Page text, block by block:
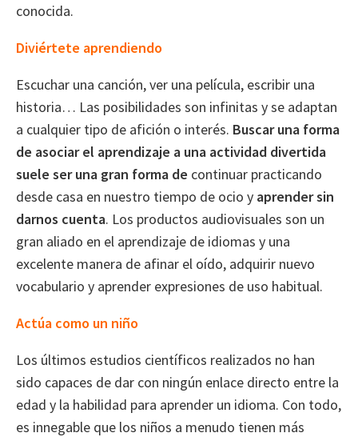
conocida.
Diviértete aprendiendo
Escuchar una canción, ver una película, escribir una
historia… Las posibilidades son infinitas y se adaptan
a cualquier tipo de afición o interés. Buscar una forma
de asociar el aprendizaje a una actividad divertida
suele ser una gran forma de continuar practicando
desde casa en nuestro tiempo de ocio y aprender sin
darnos cuenta. Los productos audiovisuales son un
gran aliado en el aprendizaje de idiomas y una
excelente manera de afinar el oído, adquirir nuevo
vocabulario y aprender expresiones de uso habitual.
Actúa como un niño
Los últimos estudios científicos realizados no han
sido capaces de dar con ningún enlace directo entre la
edad y la habilidad para aprender un idioma. Con todo,
es innegable que los niños a menudo tienen más